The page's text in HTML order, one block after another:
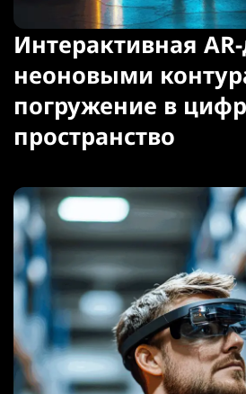
Интерактивная
неоновыми
погружение в
пространство